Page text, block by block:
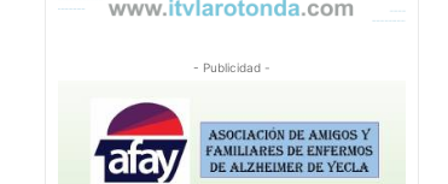
- Publicidad -